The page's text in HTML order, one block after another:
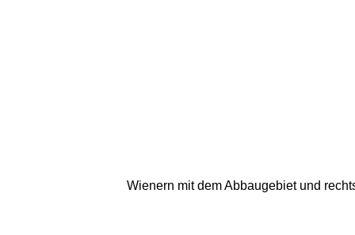
Wienern mit dem Abbaugebiet und